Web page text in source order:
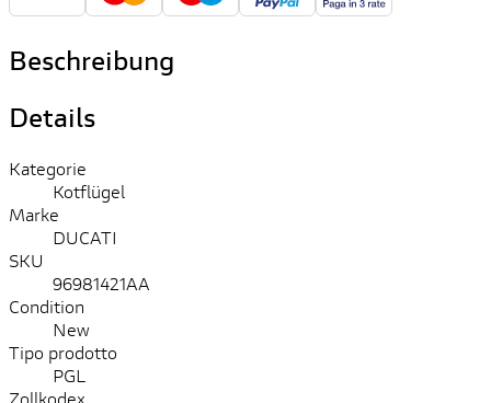
Beschreibung
Details
Kategorie
Kotflügel
Marke
DUCATI
SKU
96981421AA
Condition
New
Tipo prodotto
PGL
Zollkodex